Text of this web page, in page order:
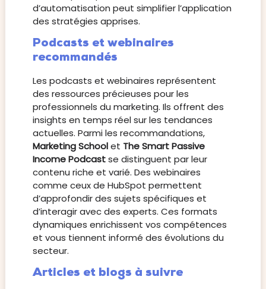
d’automatisation peut simplifier l’application
des stratégies apprises.
Podcasts et webinaires
recommandés
Les podcasts et webinaires représentent
des ressources précieuses pour les
professionnels du marketing. Ils offrent des
insights en temps réel sur les tendances
actuelles. Parmi les recommandations,
Marketing Schoolet The Smart Passive
Income Podcastse distinguent par leur
contenu riche et varié. Des webinaires
comme ceux de HubSpot permettent
d’approfondir des sujets spécifiques et
d’interagir avec des experts. Ces formats
dynamiques enrichissent vos compétences
et vous tiennent informé des évolutions du
secteur.
Articles et blogs à suivre